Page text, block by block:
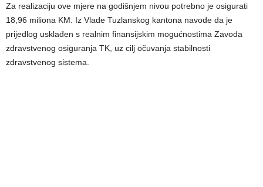
Za realizaciju ove mjere na godišnjem nivou potrebno je osigurati
18,96 miliona KM. Iz Vlade Tuzlanskog kantona navode da je
prijedlog usklađen s realnim finansijskim mogućnostima Zavoda
zdravstvenog osiguranja TK, uz cilj očuvanja stabilnosti
zdravstvenog sistema.